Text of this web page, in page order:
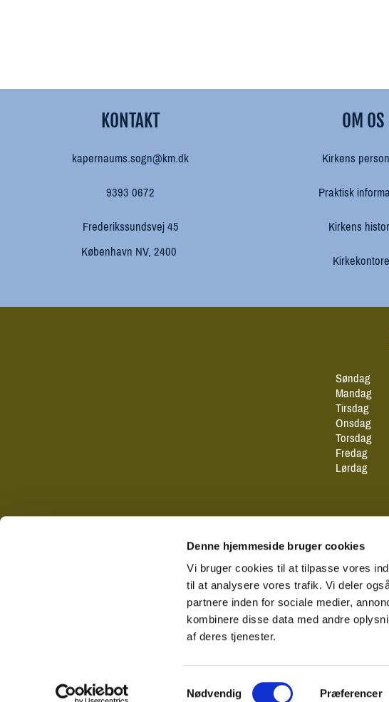
Denne hjemmeside bruger cookies
Vi bruger cookies til at tilpasse vores
til at analysere vores trafik. Vi deler
partnere inden for sociale medier,
kombinere disse data med andre
af deres tjenester.
Samtykkevalg
Nødvendig Præferencer
KONTAKT
kapernaums.sogn@km.dk
9393 0672
Frederikssundsvej 45
København NV, 2400
OM OS
Kirkens
Praktisk
Kirkens
Søndag
Mandag
Tirsdag
Onsdag
Torsdag
Fredag
Lørdag